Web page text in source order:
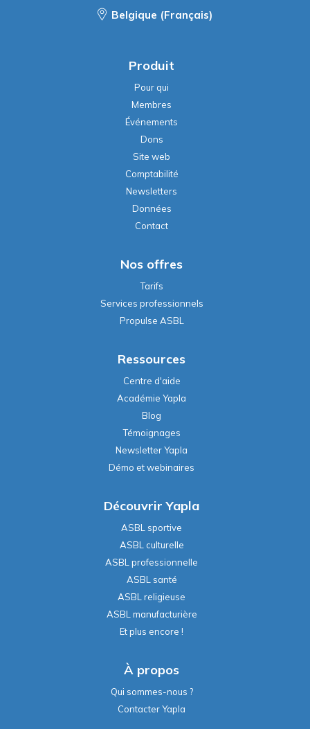
Belgique (Français)
Produit
Pour qui
Membres
Événements
Dons
Site web
Comptabilité
Newsletters
Données
Contact
Nos offres
Tarifs
Services professionnels
Propulse ASBL
Ressources
Centre d'aide
Académie Yapla
Blog
Témoignages
Newsletter Yapla
Démo et webinaires
Découvrir Yapla
ASBL sportive
ASBL culturelle
ASBL professionnelle
ASBL santé
ASBL religieuse
ASBL manufacturière
Et plus encore !
À propos
Qui sommes-nous ?
Contacter Yapla